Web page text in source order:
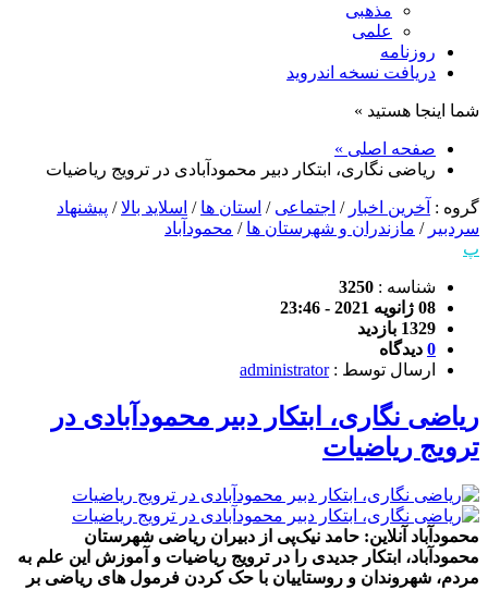
مذهبی
علمی
روزنامه
دریافت نسخه اندروید
شما اینجا هستید »
صفحه اصلی »
ریاضی نگاری، ابتکار دبیر محمودآبادی در ترویج ریاضیات
گروه : آخرین اخبار / اجتماعی / استان ها / اسلاید بالا/ پیشنهاد
سردبیر / مازندران و شهرستان ها / محمودآباد
پ
شناسه : 3250
08 ژانویه 2021 - 23:46
1329 بازدید
0 دیدگاه
ارسال توسط :administrator
ریاضی نگاری، ابتکار دبیر محمودآبادی در
ترویج ریاضیات
محمودآباد آنلاین: حامد نیک‌پی از دبیران ریاضی شهرستان
محمودآباد، ابتکار جدیدی را در ترویج ریاضیات و آموزش این علم به
مردم، شهروندان و روستاییان با حک کردن فرمول های ریاضی بر